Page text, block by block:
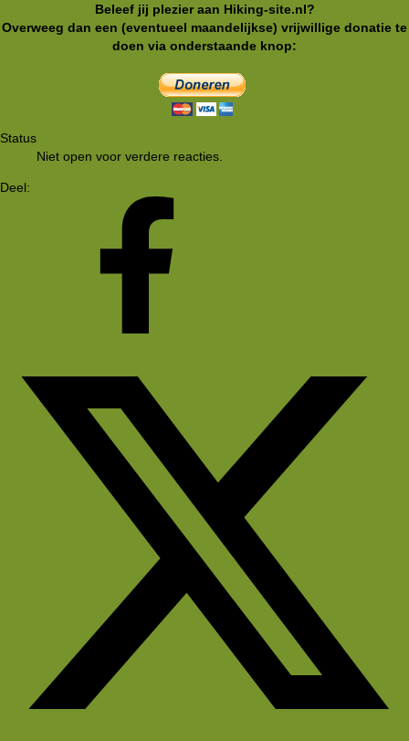
Beleef jij plezier aan Hiking-site.nl?
Overweeg dan een (eventueel maandelijkse) vrijwillige donatie te
doen via onderstaande knop:
Status
Niet open voor verdere reacties.
Deel: